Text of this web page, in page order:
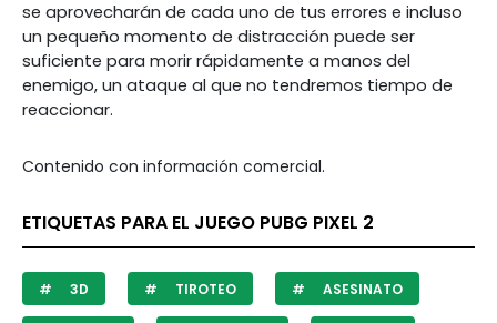
se aprovecharán de cada uno de tus errores e incluso
un pequeño momento de distracción puede ser
suficiente para morir rápidamente a manos del
enemigo, un ataque al que no tendremos tiempo de
reaccionar.
Contenido con información comercial.
ETIQUETAS PARA EL JUEGO PUBG PIXEL 2
3D TIROTEO ASESINATO